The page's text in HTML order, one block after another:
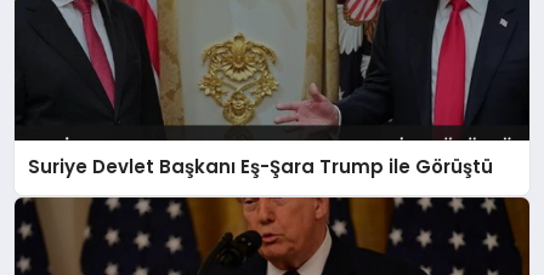
Suriye Devlet Başkanı Eş-Şara Trump ile Görüştü